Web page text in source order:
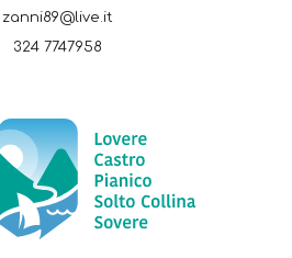
zanni89@live.it
324 7747958